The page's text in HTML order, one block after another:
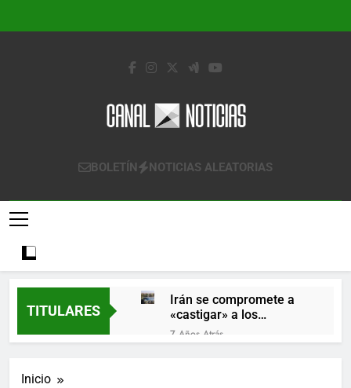
Canal Noticias
Canal Noticias
BOLETÍN NOTICIAS ALEATORIAS
TITULARES
Irán se compromete a
«castigar» a los
responsables de
derribar un avión
7 Años Atrás
Inicio